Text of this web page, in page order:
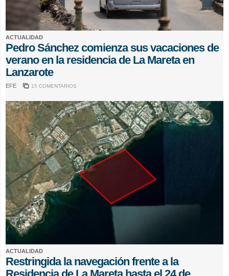
ACTUALIDAD
Pedro Sánchez comienza sus vacaciones de
verano en la residencia de La Mareta en
Lanzarote
EFE 15 COMENTARIOS
ACTUALIDAD
Restringida la navegación frente a la